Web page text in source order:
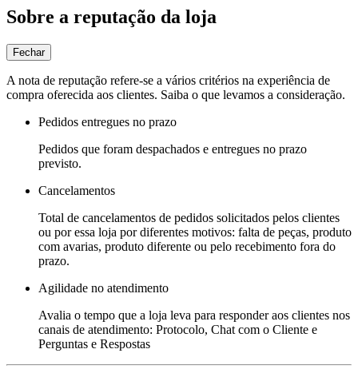
Sobre a reputação da loja
Fechar
A nota de reputação refere-se a vários critérios na experiência de
compra oferecida aos clientes. Saiba o que levamos a consideração.
Pedidos entregues no prazo
Pedidos que foram despachados e entregues no prazo
previsto.
Cancelamentos
Total de cancelamentos de pedidos solicitados pelos clientes
ou por essa loja por diferentes motivos: falta de peças, produto
com avarias, produto diferente ou pelo recebimento fora do
prazo.
Agilidade no atendimento
Avalia o tempo que a loja leva para responder aos clientes nos
canais de atendimento: Protocolo, Chat com o Cliente e
Perguntas e Respostas